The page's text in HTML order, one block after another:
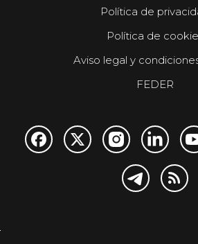
Política de
Política de
Aviso legal y
FEDER